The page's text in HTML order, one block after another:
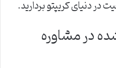
در دنیای کریپتو بردارید.
در مشاوره